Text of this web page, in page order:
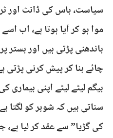
سیاست، باس کی ڈانٹ اور
موا ہو کر آیا ہوتا ہے، اب
باندھنی پڑتی ہیں اور
چائے بنا کر پیش کرنی پڑتی
بیگم لیٹے لیٹے اپنی بیماری
سناتی ہیں کہ شوہر کو
کی گڑیا” سے عقد کر لیا